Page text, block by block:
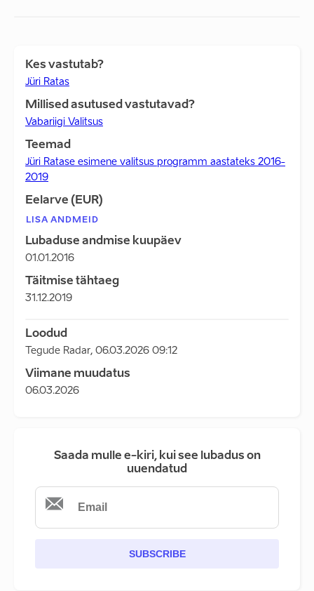
Kes vastutab?
Jüri Ratas
Millised asutused vastutavad?
Vabariigi Valitsus
Teemad
Jüri Ratase esimene valitsus programm aastateks 2016-
2019
Eelarve (EUR)
LISA ANDMEID
Lubaduse andmise kuupäev
01.01.2016
Täitmise tähtaeg
31.12.2019
Loodud
Tegude Radar, 06.03.2026 09:12
Viimane muudatus
06.03.2026
Saada mulle e-kiri, kui see lubadus on
uuendatud
SUBSCRIBE